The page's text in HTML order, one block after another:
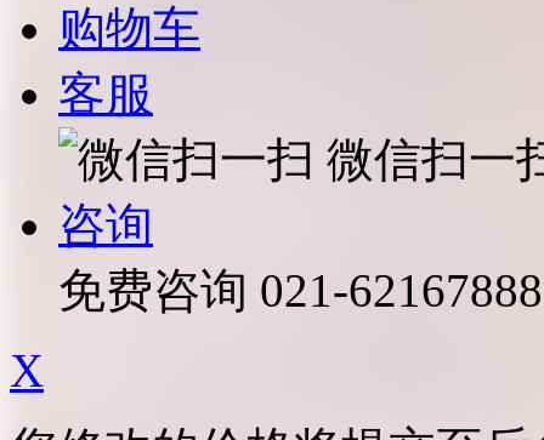
购物车
客服
微信扫一
咨询
免费咨询 021-62167888
X